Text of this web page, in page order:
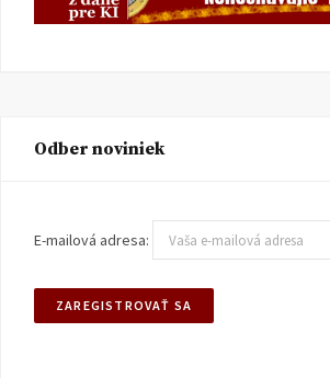
Odber noviniek
E-mailová adresa: